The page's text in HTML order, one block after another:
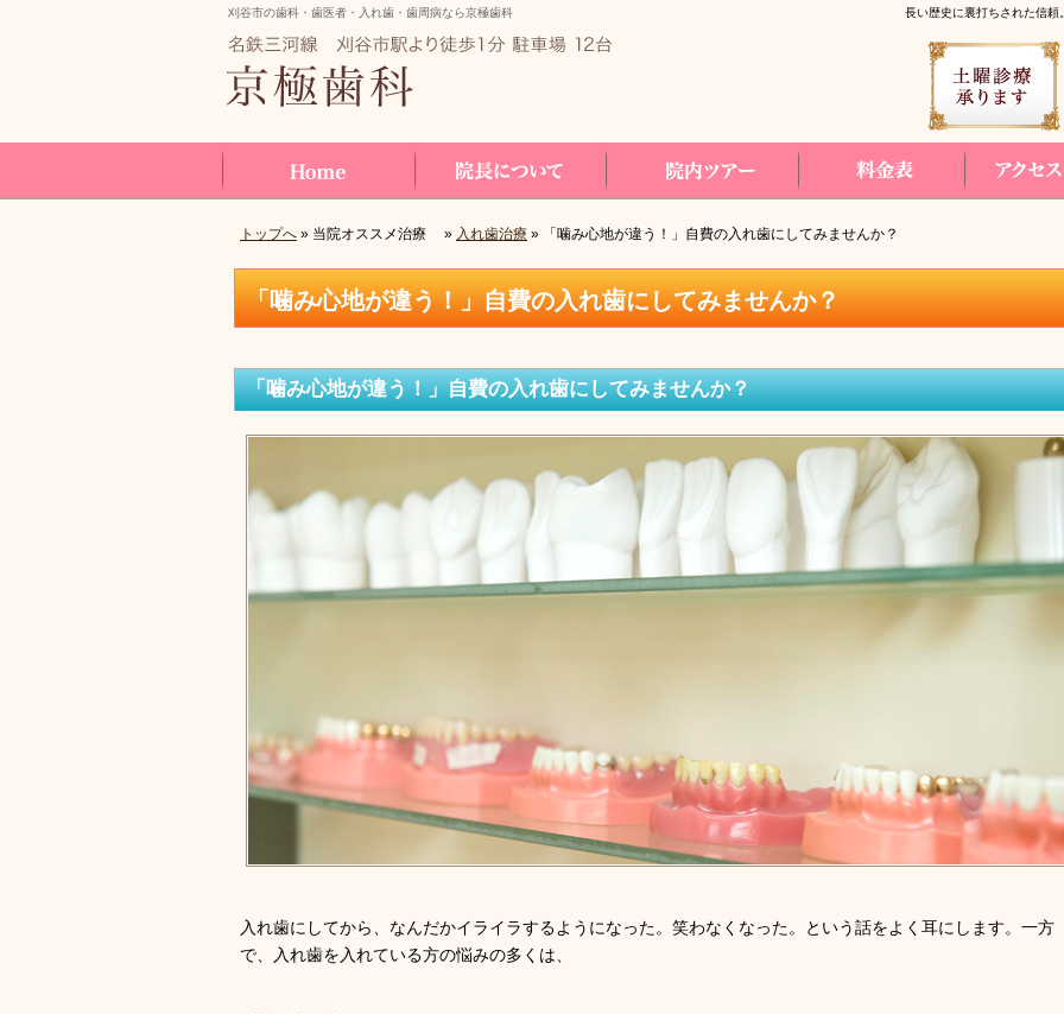
「噛み心地が違う！」自費の入れ歯にしてみませんか？
長い歴史に裏打ちされた信
刈谷市の歯科・歯医者・入れ歯・歯周病なら京極歯科
トップへ » 当院オススメ治療 » 入れ歯治療 » 「噛み心地が違う！」自費の入れ歯にしてみませんか？
「噛み心地が違う！」自費の入れ歯にしてみませんか？
入れ歯にしてから、なんだかイライラするようになった。笑わなくなった。という話をよく耳にします。一方
で、入れ歯を入れている方の悩みの多くは、
コールバック予約